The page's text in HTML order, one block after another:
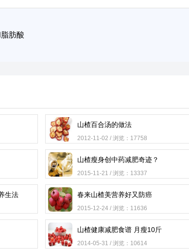
肪酸
山楂百合汤的做法
2012-11-02 / 浏览：17758
山楂瘦身创中药减肥奇迹？
2015-11-21 / 浏览：13337
生法 春来山楂美营养好又防癌
2015-12-24 / 浏览：11636
山楂健康减肥食谱 月瘦10斤
2014-05-31 / 浏览：10614